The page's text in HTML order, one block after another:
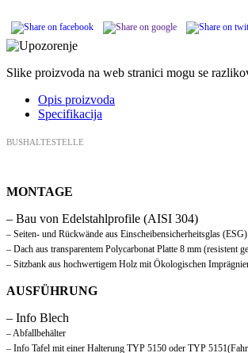
Slike proizvoda na web stranici mogu se
Opis proizvoda
Specifikacija
BUSHALTESTELLE
MONTAGE
– Bau von Edelstahlprofile (AISI 304)
– Seiten- und Rückwände aus Einscheibensicherheitsglas
– Dach aus transparentem Polycarbonat Platte 8 mm (resistent
– Sitzbank aus hochwertigem Holz mit Ökologischen
AUSFÜHRUNG
– Info Blech
– Abfallbehälte r
– Info Tafel mit einer Halterung TYP 5150 oder TYP